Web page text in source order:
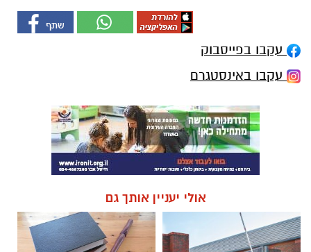
עקבו בפייסבוק
עקבו באינסטגרם
אולי יעניין אותך גם